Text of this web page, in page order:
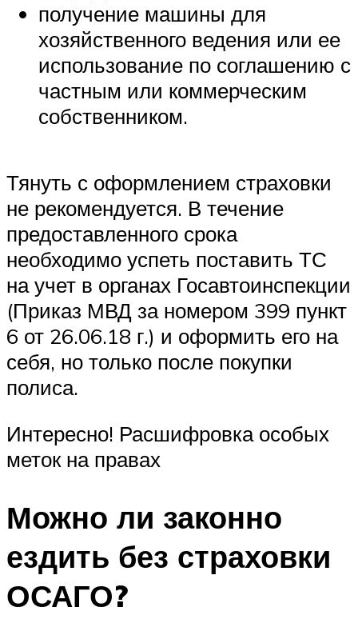
получение машины для
хозяйственного ведения или ее
использование по соглашению с
частным или коммерческим
собственником.
Тянуть с оформлением страховки
не рекомендуется. В течение
предоставленного срока
необходимо успеть поставить ТС
на учет в органах Госавтоинспекции
(Приказ МВД за номером 399 пункт
6 от 26.06.18 г.) и оформить его на
себя, но только после покупки
полиса.
Интересно! Расшифровка особых
меток на правах
Можно ли законно
ездить без страховки
ОСАГО?